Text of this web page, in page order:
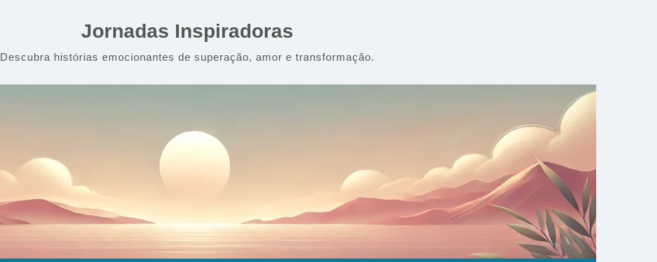
Jornadas Inspiradoras
Descubra histórias emocionantes de superação, amor e transformação.